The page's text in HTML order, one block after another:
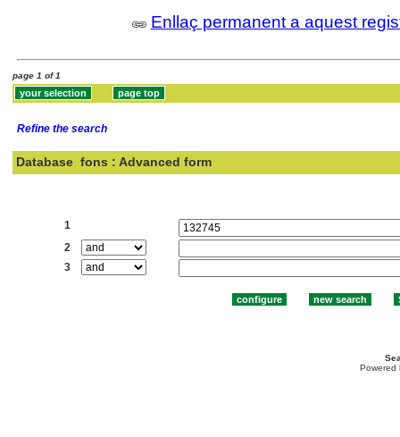
Enllaç permanent a aquest
page 1 of 1
Refine the search
Database fons : Advanced form
1
2
3